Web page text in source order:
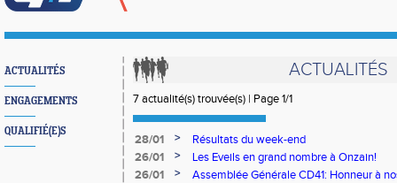
ACTUALITÉS
ENGAGEMENTS
QUALIFIÉ(E)S
ACTUALITÉS
7 actualité(s) trouvée(s) | Page 1/1
28/01 >
Résultats du week-end
26/01
>
Les Eveils en grand nombre à Onzain!
26/01
>
Assemblée Générale CD41: Honneur à